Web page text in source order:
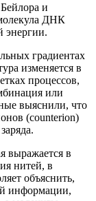
и
ДНК
энергии.
градиентах
изменяется в
процессов,
или
выяснили, что
(counterion)
выражается в
нитей, в
объяснить,
информации,